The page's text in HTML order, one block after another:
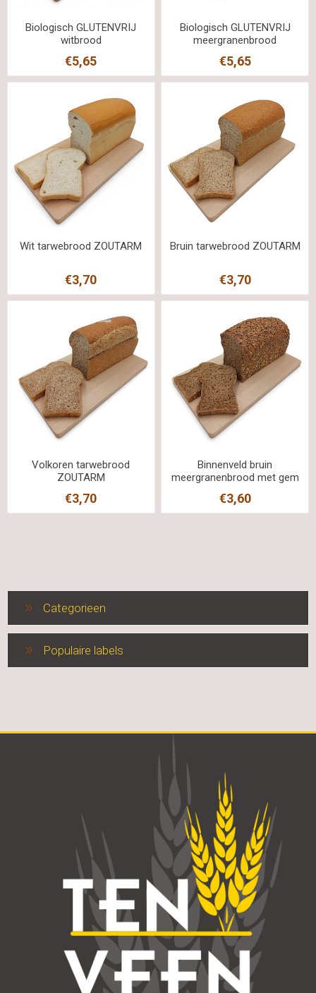
Biologisch GLUTENVRIJ
witbrood
€5,65
Biologisch GLUTENVRIJ
meergranenbrood
€5,65
Wit tarwebrood ZOUTARM
€3,70
Bruin tarwebrood ZOUTARM
€3,70
Volkoren tarwebrood
ZOUTARM
€3,70
Binnenveld bruin
meergranenbrood met gem
€3,60
Categorieen
Populaire labels